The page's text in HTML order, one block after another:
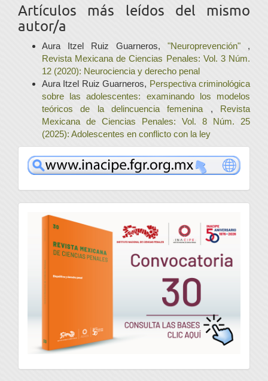
Artículos más leídos del mismo
autor/a
Aura Itzel Ruiz Guarneros, "Neuroprevención" ,
Revista Mexicana de Ciencias Penales: Vol. 3 Núm.
12 (2020): Neurociencia y derecho penal
Aura Itzel Ruiz Guarneros, Perspectiva criminológica
sobre las adolescentes: examinando los modelos
teóricos de la delincuencia femenina , Revista
Mexicana de Ciencias Penales: Vol. 8 Núm. 25
(2025): Adolescentes en conflicto con la ley
www
convocatoria